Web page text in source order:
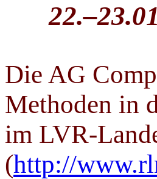
Die AG
Methoden in
im LVR-
(http://